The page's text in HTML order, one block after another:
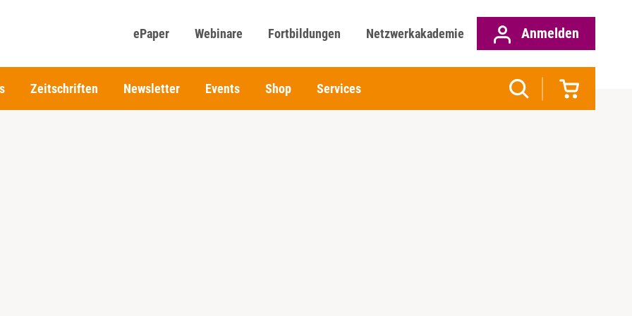
ePaper Webinare Fortbildungen Netzwerkakademie Anmelden
Zeitschriften Newsletter Events Shop Services